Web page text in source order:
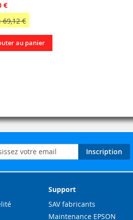
€
69,12 €
au panier
Inscription
Support
SAV fabricants
Maintenance EPSON